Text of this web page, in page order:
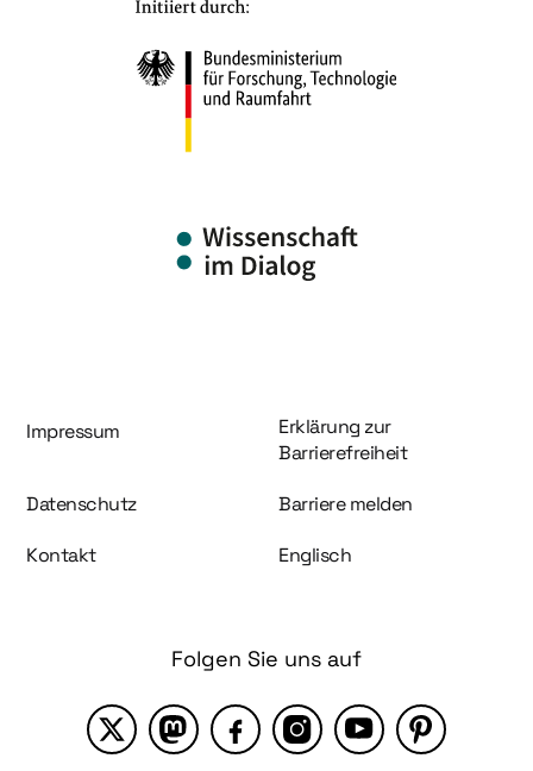
Information und Service
Impressum
Erklärung zur
Barrierefreiheit
Datenschutz Barriere melden
Kontakt Englisch
Folgen Sie uns auf